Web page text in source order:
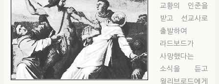
교황의 인준을
받고 선교사로
출발하여
라드보드가
사망했다는
소식을 듣고
월리브로드에게